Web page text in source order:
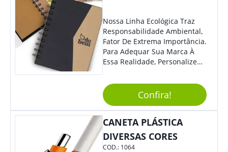
Nossa Linha Ecológica Traz
Responsabilidade Ambiental,
Fator De Extrema Importância.
Para Adequar Sua Marca À
Essa Realidade, Personalize
Anotações Com Post-It E
Caneta. Elaborado A Partir De
Material Reciclado, O Brinde
Também É Prático, Tornando-
Se Assim Excelente Para Uso
Cotidiano. Perfeito, Não É?!
Confira!
CANETA PLÁSTICA
DIVERSAS CORES
COD.: 1064